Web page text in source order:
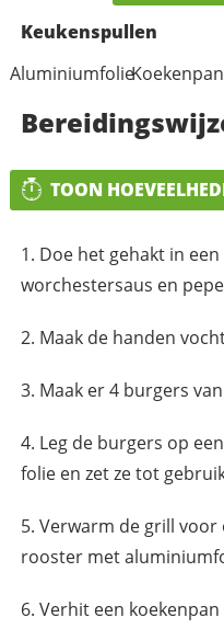
Keukenspullen
AluminiumfolieKoekenpan
TOON
Doe het gehakt in
worchestersaus en
Maak de handen
Maak er 4 burgers
Leg de burgers op
folie en zet ze tot
Verwarm de grill voor
rooster met
Verhit een